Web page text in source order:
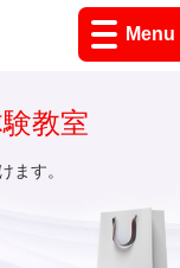
Menu
教室
ます。